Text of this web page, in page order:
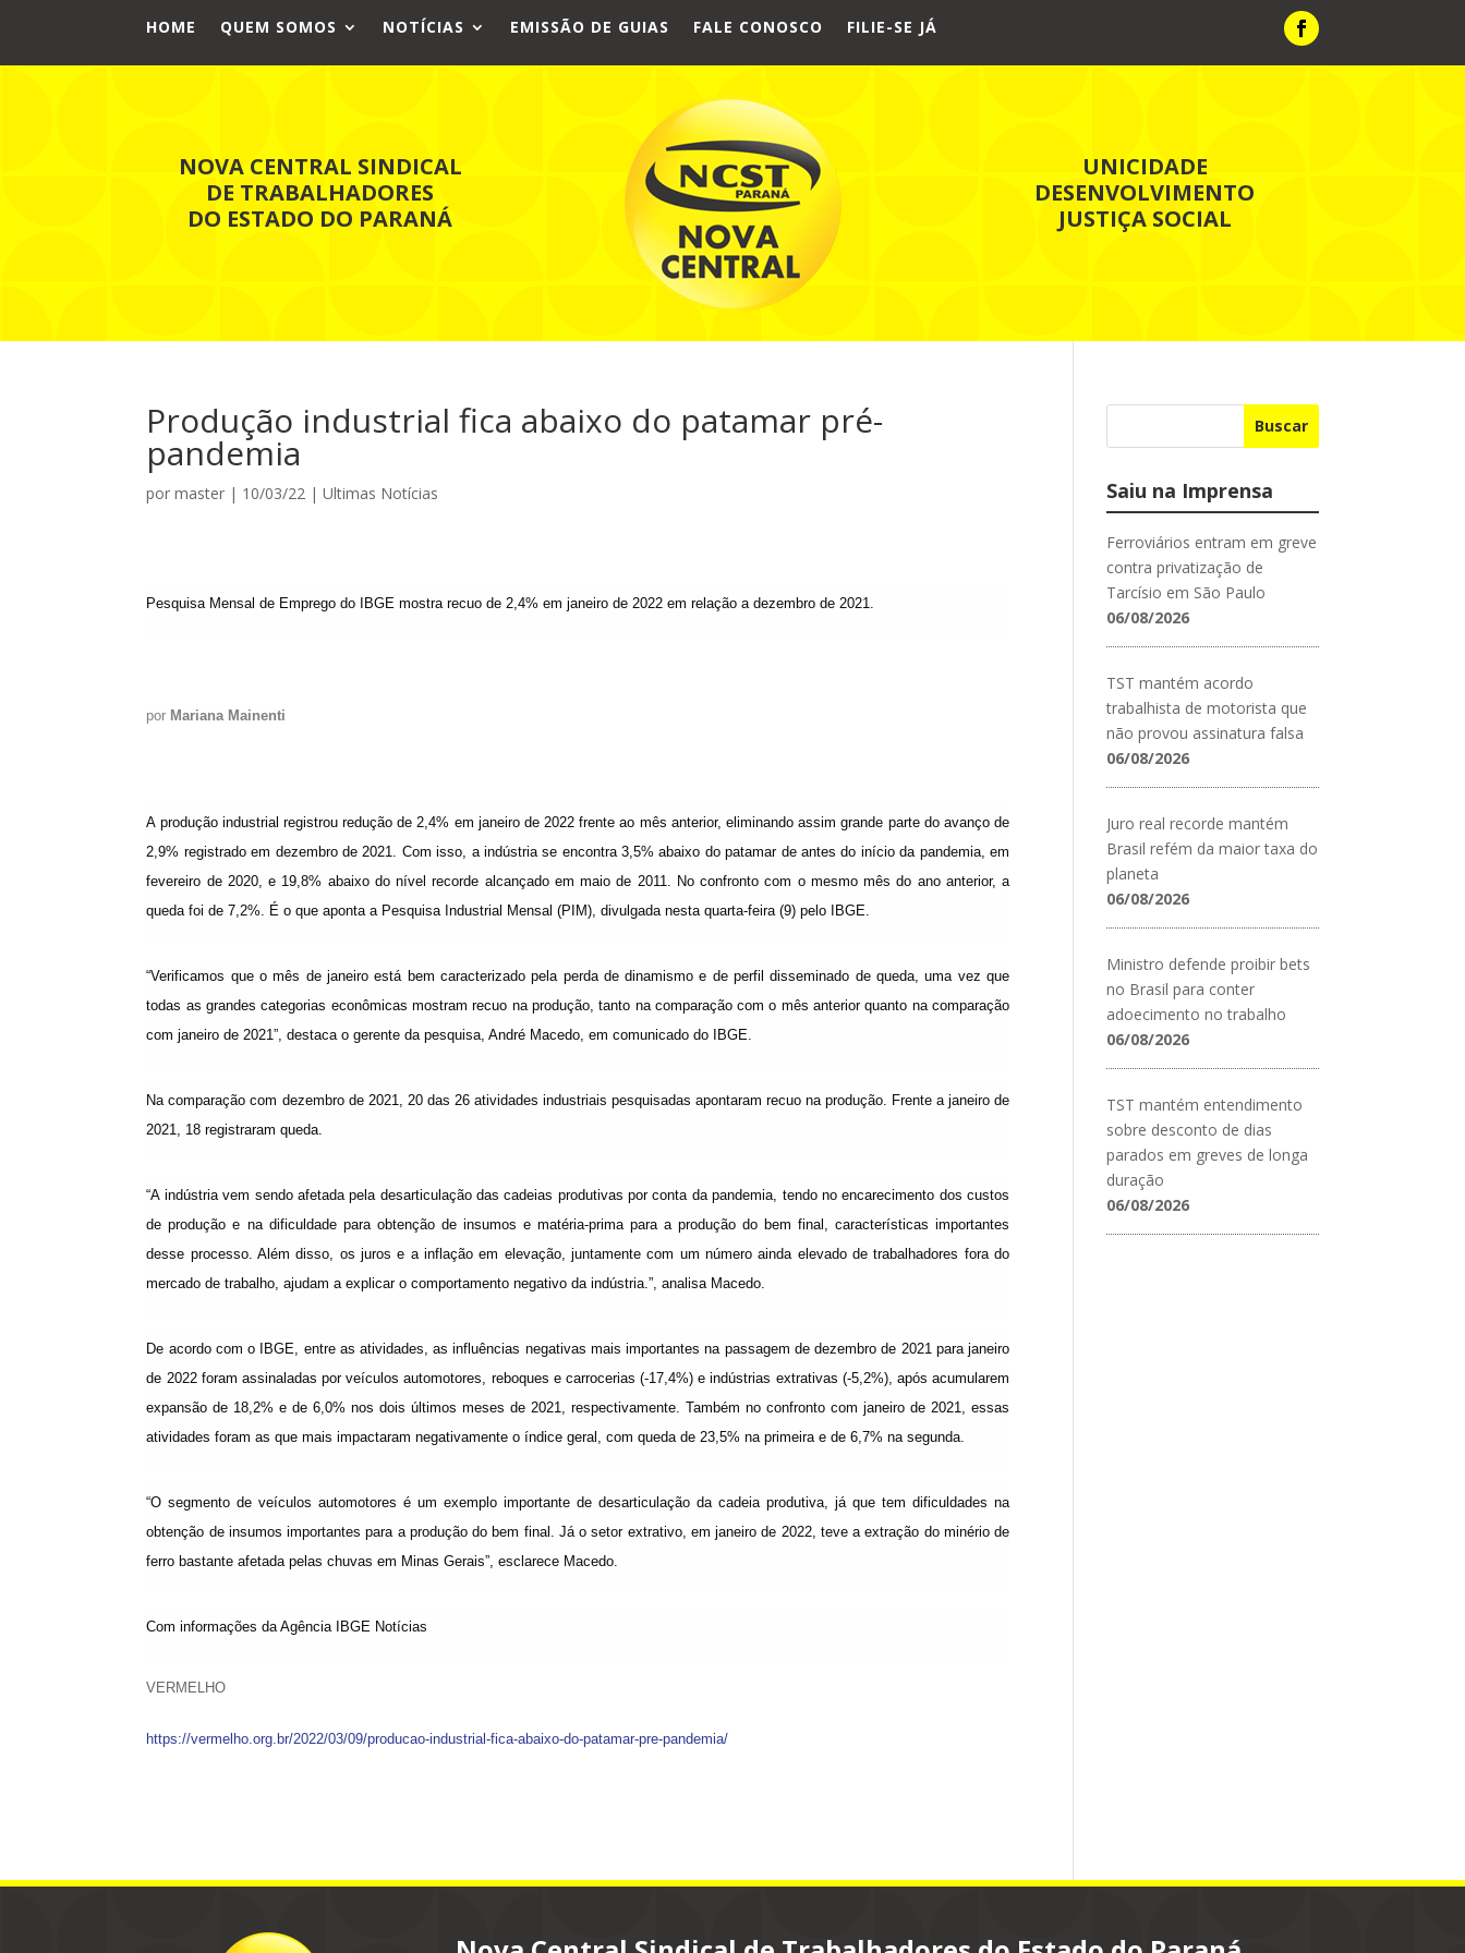
HOME QUEM SOMOS NOTÍCIAS EMISSÃO DE GUIAS FALE CONOSCO FILIE-SE JÁ
NOVA CENTRAL SINDICAL
DE TRABALHADORES
DO ESTADO DO PARANÁ
UNICIDADE
DESENVOLVIMENTO
JUSTIÇA SOCIAL
Produção industrial fica abaixo do patamar pré-
pandemia
pormaster | 10/03/22 |Ultimas Notícias
Pesquisa Mensal de Emprego do IBGE mostra recuo de 2,4% em janeiro de 2022 em relação a dezembro de 2021.
por Mariana Mainenti
A produção industrial registrou redução de 2,4% em janeiro de 2022 frente ao mês anterior, eliminando assim grande parte do avanço de
2,9% registrado em dezembro de 2021. Com isso, a indústria se encontra 3,5% abaixo do patamar de antes do início da pandemia, em
fevereiro de 2020, e 19,8% abaixo do nível recorde alcançado em maio de 2011. No confronto com o mesmo mês do ano anterior, a
queda foi de 7,2%. É o que aponta a Pesquisa Industrial Mensal (PIM), divulgada nesta quarta-feira (9) pelo IBGE.
“Verificamos que o mês de janeiro está bem caracterizado pela perda de dinamismo e de perfil disseminado de queda, uma vez que
todas as grandes categorias econômicas mostram recuo na produção, tanto na comparação com o mês anterior quanto na comparação
com janeiro de 2021”, destaca o gerente da pesquisa, André Macedo, em comunicado do IBGE.
Na comparação com dezembro de 2021, 20 das 26 atividades industriais pesquisadas apontaram recuo na produção. Frente a janeiro de
2021, 18 registraram queda.
“A indústria vem sendo afetada pela desarticulação das cadeias produtivas por conta da pandemia, tendo no encarecimento dos custos
de produção e na dificuldade para obtenção de insumos e matéria-prima para a produção do bem final, características importantes
desse processo. Além disso, os juros e a inflação em elevação, juntamente com um número ainda elevado de trabalhadores fora do
mercado de trabalho, ajudam a explicar o comportamento negativo da indústria.”, analisa Macedo.
De acordo com o IBGE, entre as atividades, as influências negativas mais importantes na passagem de dezembro de 2021 para janeiro
de 2022 foram assinaladas por veículos automotores, reboques e carrocerias (-17,4%) e indústrias extrativas (-5,2%), após acumularem
expansão de 18,2% e de 6,0% nos dois últimos meses de 2021, respectivamente. Também no confronto com janeiro de 2021, essas
atividades foram as que mais impactaram negativamente o índice geral, com queda de 23,5% na primeira e de 6,7% na segunda.
“O segmento de veículos automotores é um exemplo importante de desarticulação da cadeia produtiva, já que tem dificuldades na
obtenção de insumos importantes para a produção do bem final. Já o setor extrativo, em janeiro de 2022, teve a extração do minério de
ferro bastante afetada pelas chuvas em Minas Gerais”, esclarece Macedo.
Com informações da Agência IBGE Notícias
VERMELHO
https://vermelho.org.br/2022/03/09/producao-industrial-fica-abaixo-do-patamar-pre-pandemia/
Buscar
Saiu na Imprensa
Ferroviários entram em greve
contra privatização de
Tarcísio em São Paulo
06/08/2026
TST mantém acordo
trabalhista de motorista que
não provou assinatura falsa
06/08/2026
Juro real recorde mantém
Brasil refém da maior taxa do
planeta
06/08/2026
Ministro defende proibir bets
no Brasil para conter
adoecimento no trabalho
06/08/2026
TST mantém entendimento
sobre desconto de dias
parados em greves de longa
duração
06/08/2026